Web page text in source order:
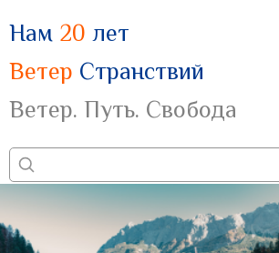
Нам 20 лет
Ветер Странствий
Ветер. Путь. Свобода